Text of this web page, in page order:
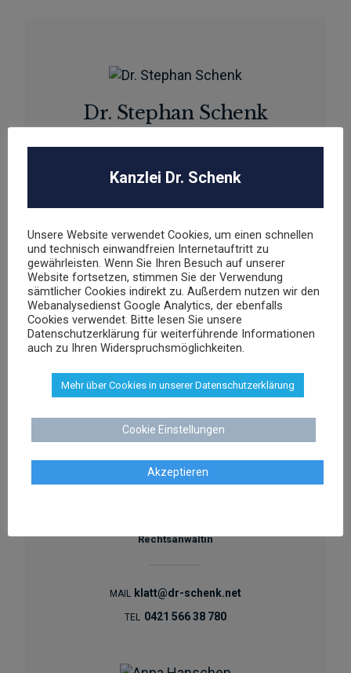
Dr. Stephan Schenk
Rechtsschutz
0421 566 38 780
Agnieszka Schenk
Rechtsanwältin
MAIL aschenk@dr-schenk.net
TEL 0421 566 38 780
Rechtsanwältin
MAIL klatt@dr-schenk.net
TEL 0421 566 38 780
Kanzlei Dr. Schenk
Unsere Website verwendet Cookies, um einen schnellen
und technisch einwandfreien Internetauftritt zu
gewährleisten. Wenn Sie Ihren Besuch auf unserer
Website fortsetzen, stimmen Sie der Verwendung
sämtlicher Cookies indirekt zu. Außerdem nutzen wir den
Webanalysedienst Google Analytics, der ebenfalls
Cookies verwendet. Bitte lesen Sie unsere
Datenschutzerklärung für weiterführende Informationen
auch zu Ihren Widerspruchsmöglichkeiten.
Mehr über Cookies in unserer Datenschutzerklärung
Cookie Einstellungen
Akzeptieren